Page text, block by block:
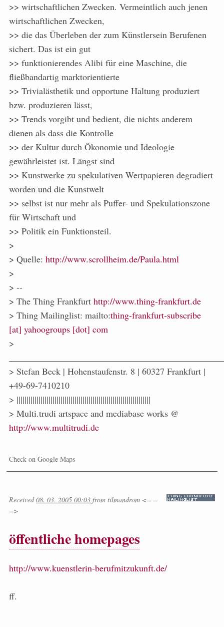
>> wirtschaftlichen Zwecken. Vermeintlich auch jenen
wirtschaftlichen Zwecken,
>> die das Überleben der zum Künstlersein Berufenen
sichert. Das ist ein gut
>> funktionierendes Alibi für eine Maschine, die
fließbandartig marktorientierte
>> Trivialästhetik und opportune Haltung produziert
bzw. produzieren lässt,
>> Trends vorgibt und bedient, die nichts anderem
dienen als dass die Kontrolle
>> der Kultur durch Ökonomie und Ideologie
gewährleistet ist. Längst sind
>> Kunstwerke zu spekulativen Wertpapieren degradiert
worden und die Kunstwelt
>> selbst ist nur mehr als Puffer- und Spekulationszone
für Wirtschaft und
>> Politik ein Funktionsteil.
>
> Quelle: http://www.scrollheim.de/Paula.html
>
> --
> The Thing Frankfurt http://www.thing-frankfurt.de
> Thing Mailinglist: mailto:thing-frankfurt-subscribe
[at] yahoogroups [dot] com
>
> Stefan Beck | Hohenstaufenstr. 8 | 60327 Frankfurt |
+49-69-7410210
> |||||||||||||||||||||||||||||||||||||||||||||||||||||||||||||||||||
> Multi.trudi artspace and mediabase works @
http://www.multitrudi.de
Check on Google Maps
Received08. 03. 2005 00:03 from tilmandrom <= =
=>
öffentliche homepages
http://www.kuenstlerin-berufmitzukunft.de/
ff.